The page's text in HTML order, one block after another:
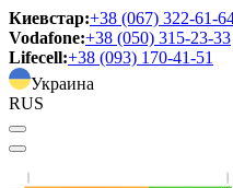
Киевстар:+38 (067) 322-61-
Vodafone:+38 (050) 315-23-33
Lifecell:+38 (093) 170-41-51
Украина
RUS